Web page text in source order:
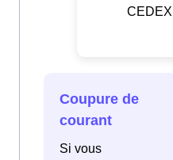
Coupure de
courant
Si vous